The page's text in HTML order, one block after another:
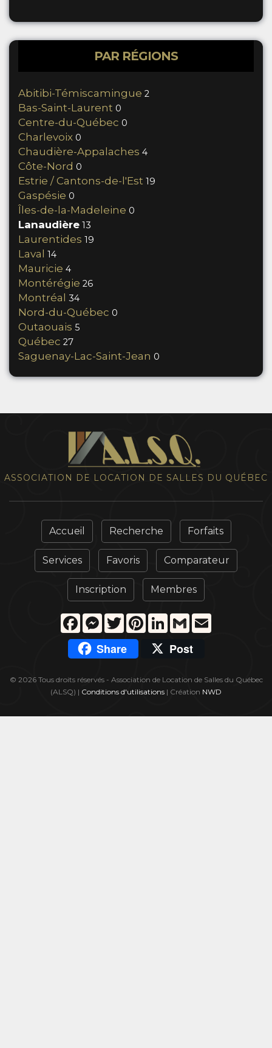
PAR RÉGIONS
Abitibi-Témiscamingue 2
Bas-Saint-Laurent 0
Centre-du-Québec 0
Charlevoix 0
Chaudière-Appalaches 4
Côte-Nord 0
Estrie / Cantons-de-l'Est 19
Gaspésie 0
Îles-de-la-Madeleine 0
Lanaudière 13
Laurentides 19
Laval 14
Mauricie 4
Montérégie 26
Montréal 34
Nord-du-Québec 0
Outaouais 5
Québec 27
Saguenay-Lac-Saint-Jean 0
ASSOCIATION DE LOCATION DE SALLES DU QUÉBEC
Accueil Recherche Forfaits
Services Favoris Comparateur
Inscription Membres
FacebookMessenger
TwitterPinterestLinkedIn
Gmail
Share Post
© 2026 Tous droits réservés - Association de Location de Salles du Québec
(ALSQ) | Conditions d'utilisations | Création NWD